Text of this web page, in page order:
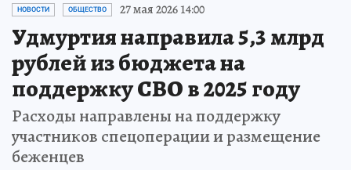
НОВОСТИ ОБЩЕСТВО 27 мая 2026 14:00
Удмуртия направила 5,3 млрд
рублей из бюджета на
поддержку СВО в 2025 году
Расходы направлены на поддержку
участников спецоперации и размещение
беженцев